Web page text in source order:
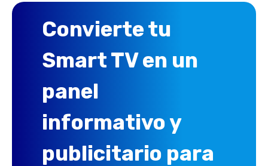
Convierte tu
Smart TV en un
panel
informativo y
publicitario para